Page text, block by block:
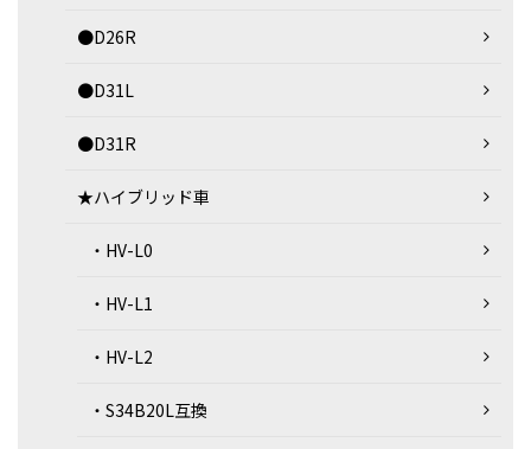
●D26R
●D31L
●D31R
★ハイブリッド車
・HV-L0
・HV-L1
・HV-L2
・S34B20L互換